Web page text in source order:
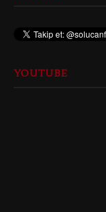
YOUTUBE